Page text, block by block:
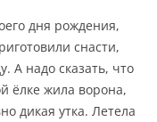
дня рождения,
снасти,
А надо сказать, что
ёлке жила ворона,
дикая утка. Летела